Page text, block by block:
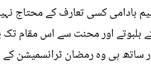
بادامی کسی تعارف کے محتاج
ساتھ ہی وہ رمضان